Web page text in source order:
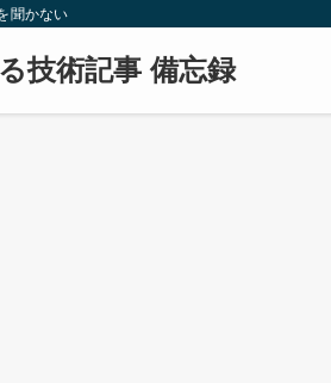
聞かない
技術記事 備忘録